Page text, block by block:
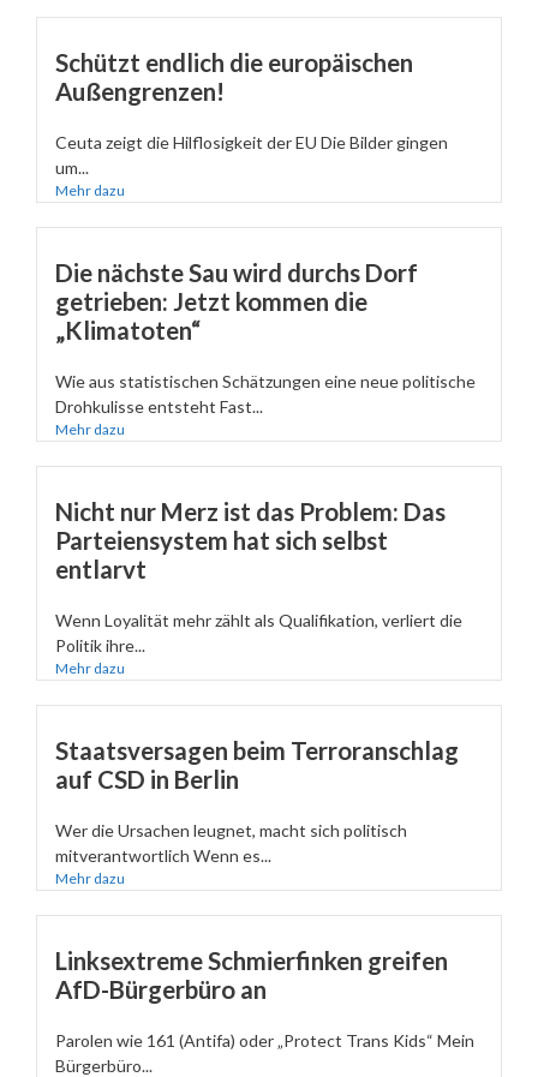
Schützt endlich die europäischen
Außengrenzen!
Ceuta zeigt die Hilflosigkeit der EU Die Bilder gingen
um...
Mehr dazu
Die nächste Sau wird durchs Dorf
getrieben: Jetzt kommen die
„Klimatoten“
Wie aus statistischen Schätzungen eine neue politische
Drohkulisse entsteht Fast...
Mehr dazu
Nicht nur Merz ist das Problem: Das
Parteiensystem hat sich selbst
entlarvt
Wenn Loyalität mehr zählt als Qualifikation, verliert die
Politik ihre...
Mehr dazu
Staatsversagen beim Terroranschlag
auf CSD in Berlin
Wer die Ursachen leugnet, macht sich politisch
mitverantwortlich Wenn es...
Mehr dazu
Linksextreme Schmierfinken greifen
AfD-Bürgerbüro an
Parolen wie 161 (Antifa) oder „Protect Trans Kids“ Mein
Bürgerbüro...